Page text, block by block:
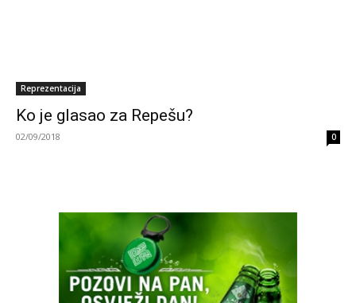
Reprezentacija
Ko je glasao za Repešu?
02/09/2018 0